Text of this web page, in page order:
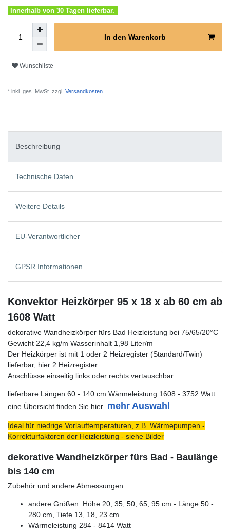
Innerhalb von 30 Tagen lieferbar.
In den Warenkorb
Wunschliste
* inkl. ges. MwSt. zzgl. Versandkosten
Beschreibung
Technische Daten
Weitere Details
EU-Verantwortlicher
GPSR Informationen
Konvektor Heizkörper 95 x 18 x ab 60 cm ab
1608 Watt
dekorative Wandheizkörper fürs Bad Heizleistung bei 75/65/20°C
Gewicht 22,4 kg/m Wasserinhalt 1,98 Liter/m
Der Heizkörper ist mit 1 oder 2 Heizregister (Standard/Twin)
lieferbar, hier 2 Heizregister.
Anschlüsse einseitig links oder rechts vertauschbar
lieferbare Längen 60 - 140 cm Wärmeleistung 1608 - 3752 Watt
eine Übersicht finden Sie hier mehr Auswahl
Ideal für niedrige Vorlauftemperaturen, z.B. Wärmepumpen -
Korrekturfaktoren der Heizleistung - siehe Bilder
dekorative Wandheizkörper fürs Bad - Baulänge
bis 140 cm
Zubehör und andere Abmessungen:
andere Größen: Höhe 20, 35, 50, 65, 95 cm - Länge 50 -
280 cm, Tiefe 13, 18, 23 cm
Wärmeleistung 284 - 8414 Watt